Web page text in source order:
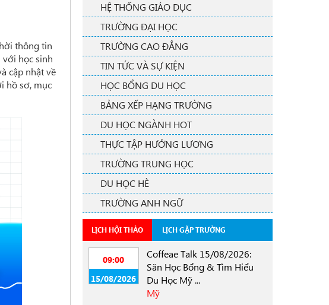
thông tin
học sinh
cập nhật về
hồ sơ, mục
HỆ THỐNG GIÁO DỤC
TRƯỜNG ĐẠI HỌC
TRƯỜNG CAO ĐẲNG
TIN TỨC VÀ SỰ KIỆN
HỌC BỔNG DU HỌC
BẢNG XẾP HẠNG TRƯỜNG
DU HỌC NGÀNH HOT
THỰC TẬP HƯỞNG LƯƠNG
TRƯỜNG TRUNG HỌC
DU HỌC HÈ
TRƯỜNG ANH NGỮ
LỊCH HỘI THẢO LỊCH GẶP TRƯỜNG
09:00
15/08/2026
Coffeae Talk 15/08/2026:
Săn Học Bổng & Tìm Hiểu
Du Học Mỹ ...
Mỹ